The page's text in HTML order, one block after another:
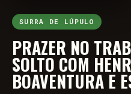
SURRA DE LÚPULO
PRAZER NO
SOLTO COM
BOAVENTURA E